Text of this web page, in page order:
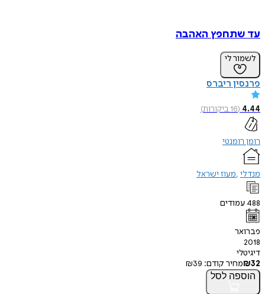
עד שתחפץ האהבה
לשמור לי
פרנסין ריברס
4.44
(
16ביקורות)
רומן רומנטי
מנדלי מעוז ישראל
488 עמודים
פברואר
2018
דיגיטלי
₪32 מחיר קודם: ₪39
הוספה לסל